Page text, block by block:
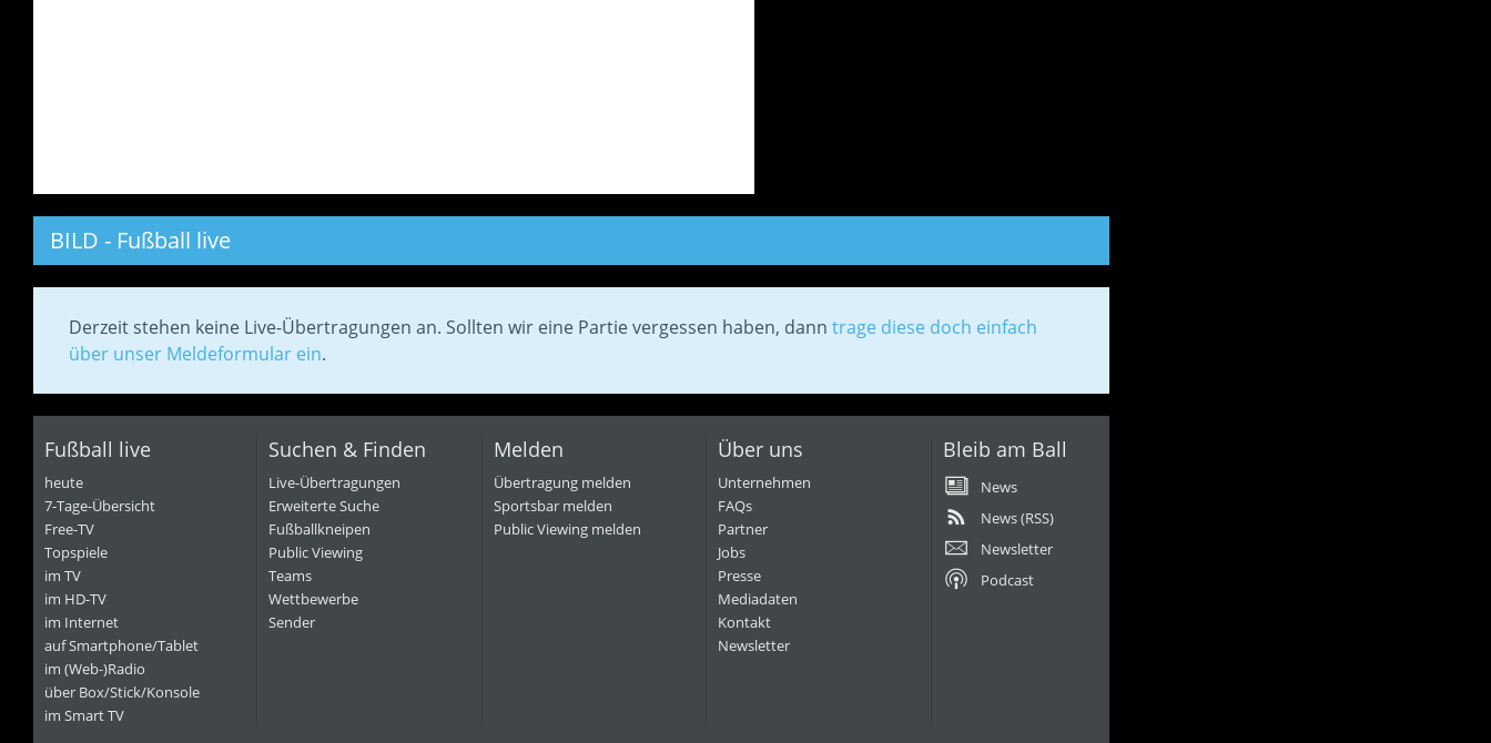
BILD - Fußball live
Derzeit stehen keine Live-Übertragungen an. Sollten wir eine Partie vergessen haben, dann trage diese doch einfach
über unser Meldeformular ein.
Fußball live
heute
7-Tage-Übersicht
Free-TV
Topspiele
im TV
im HD-TV
im Internet
auf Smartphone/Tablet
im (Web-)Radio
über Box/Stick/Konsole
im Smart TV
Suchen & Finden
Live-Übertragungen
Erweiterte Suche
Fußballkneipen
Public Viewing
Teams
Wettbewerbe
Sender
Melden
Übertragung melden
Sportsbar melden
Public Viewing melden
Über uns
Unternehmen
FAQs
Partner
Jobs
Presse
Mediadaten
Kontakt
Newsletter
Bleib am Ball
News
News (RSS)
Newsletter
Podcast